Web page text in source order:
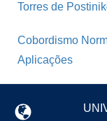
Torres de
Cobordismo
Aplicações